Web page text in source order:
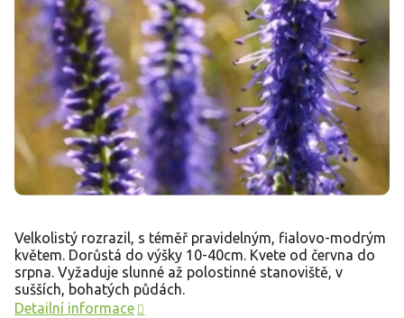
Velkolistý rozrazil, s téměř pravidelným, fialovo-modrým
květem. Dorůstá do výšky 10-40cm. Kvete od června do
srpna. Vyžaduje slunné až polostinné stanoviště, v
sušších, bohatých půdách.
Detailní informace